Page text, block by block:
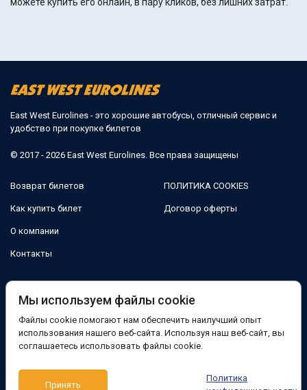
можете купить его онлайн, в пару кликов, без лишних затрат.
East West Eurolines - это хорошие автобусы, отличный сервис и
удобство при покупке билетов
© 2017 - 2026 East West Eurolines. Все права защищены
Возврат билетов
Как купить билет
О компании
Контакты
ПОЛИТИКА COOKIES
Договор оферты
Facebook
Поддержка:
Telegram-бот Viber
Мы используем файлы cookie
Файлы cookie помогают нам обеспечить наилучший опыт
использования нашего веб-сайта. Используя наш веб-сайт, вы
соглашаетесь использовать файлы cookie.
Принять
Политика